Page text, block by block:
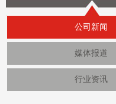
公司新闻
媒体报道
行业资讯